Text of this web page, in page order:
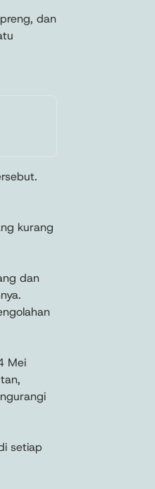
dan
kurang
dan
Mei
setiap